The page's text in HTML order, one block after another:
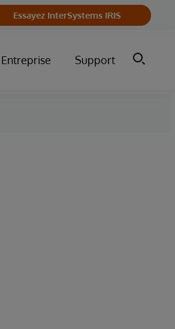
Essayez InterSystems IRIS
Entreprise Support